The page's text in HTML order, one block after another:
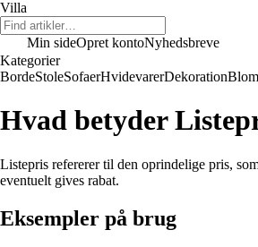
Villa
Min sideOpret kontoNyhedsbreve
Kategorier
BordeStoleSofaerHvidevarerDekoration
Hvad betyder
Listepris refererer til den oprindelige pris,
eventuelt gives rabat.
Eksempler på brug